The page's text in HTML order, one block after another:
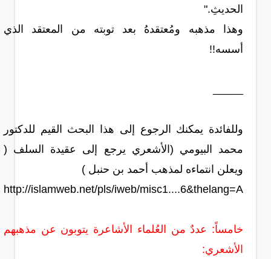
الحديثِ."
وهذا مذهبه ومُعتقدهُ بعد توبته من المعتقد الذي
أسسه!!
وللفائدة يمكنك الرجوع إلى هذا البحث القيم للدكتور
محمد البيومي (الأشعري يرجع إلى عقيدة السلف (
ويعلن انتماءه لمذهب أحمد بن حنبل )
http://islamweb.net/pls/iweb/misc1....6&thelang=A
خامساً: عددٌ من العُلماء الأشاعرة يتوبون عن مذهبهم
الأشعري: